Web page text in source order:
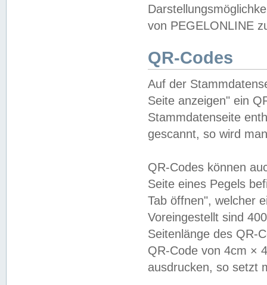
von PEGELONLINE
QR-Codes
Auf der
Seite anzeigen" ein
Stammdatenseite
gescannt, so wird
QR-Codes können
Seite eines Pegels
Tab öffnen", welcher
Voreingestellt sind
Seitenlänge des QR-
QR-Code von 4cm ×
ausdrucken, so setzt